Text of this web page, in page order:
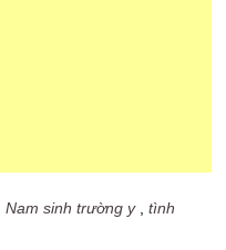
,Nam sinh trường y,tình